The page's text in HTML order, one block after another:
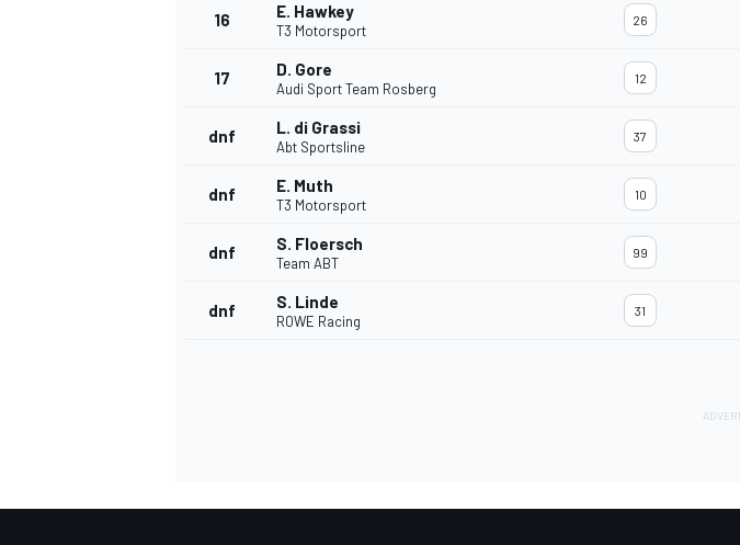
16 E. Hawkey
T3 Motorsport
26
17 D. Gore
Audi Sport Team Rosberg
12
dnf L. di Grassi
Abt Sportsline
37
dnf E. Muth
T3 Motorsport
10
dnf S. Floersch
Team ABT
99
dnf S. Linde
ROWE Racing
31